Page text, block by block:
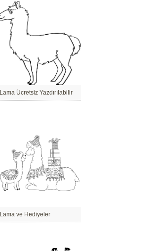
Lama Ücretsiz Yazdırılabilir
Lama ve Hediyeler